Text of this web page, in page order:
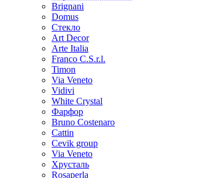
Brignani
Domus
Стекло
Art Decor
Arte Italia
Franco C.S.r.l.
Timon
Via Veneto
Vidivi
White Crystal
Фарфор
Bruno Costenaro
Cattin
Cevik group
Via Veneto
Хрусталь
Rosaperla